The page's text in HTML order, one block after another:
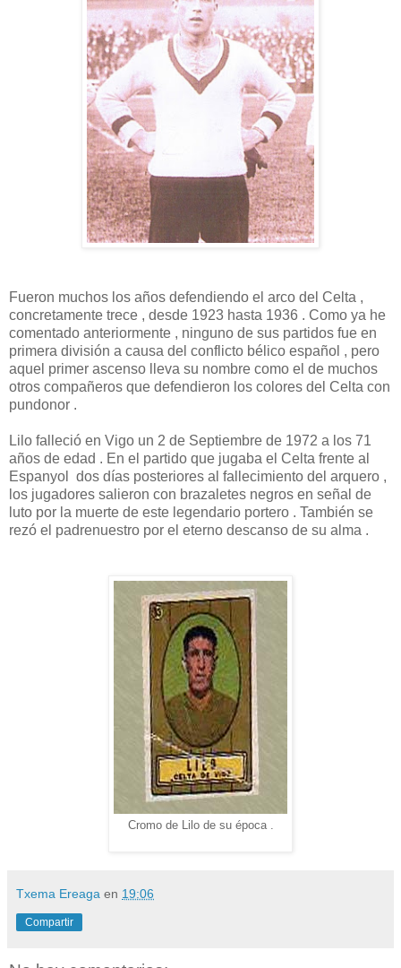
Fueron muchos los años defendiendo el arco del Celta ,
concretamente trece , desde 1923 hasta 1936 . Como ya he
comentado anteriormente , ninguno de sus partidos fue en
primera división a causa del conflicto bélico español , pero
aquel primer ascenso lleva su nombre como el de muchos
otros compañeros que defendieron los colores del Celta con
pundonor .
Lilo falleció en Vigo un 2 de Septiembre de 1972 a los 71
años de edad . En el partido que jugaba el Celta frente al
Espanyol dos días posteriores al fallecimiento del arquero ,
los jugadores salieron con brazaletes negros en señal de
luto por la muerte de este legendario portero . También se
rezó el padrenuestro por el eterno descanso de su alma .
Cromo de Lilo de su época .
Txema Ereaga en 19:06
Compartir